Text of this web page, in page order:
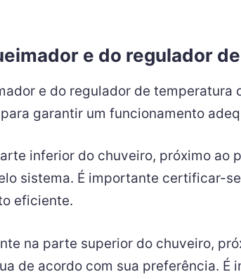
e do regulador
e do regulador de temperatura
garantir um funcionamento
inferior do chuveiro, próximo ao
sistema. É importante certificar-
eficiente.
na parte superior do chuveiro,
de acordo com sua preferência.